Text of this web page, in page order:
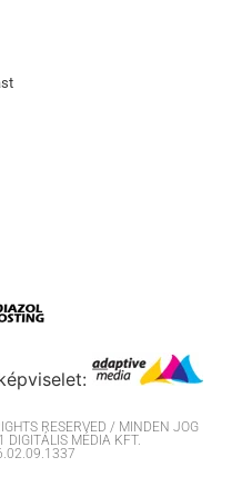
RESERVED / MINDEN JOG
DIGITÁLIS MÉDIA KFT.